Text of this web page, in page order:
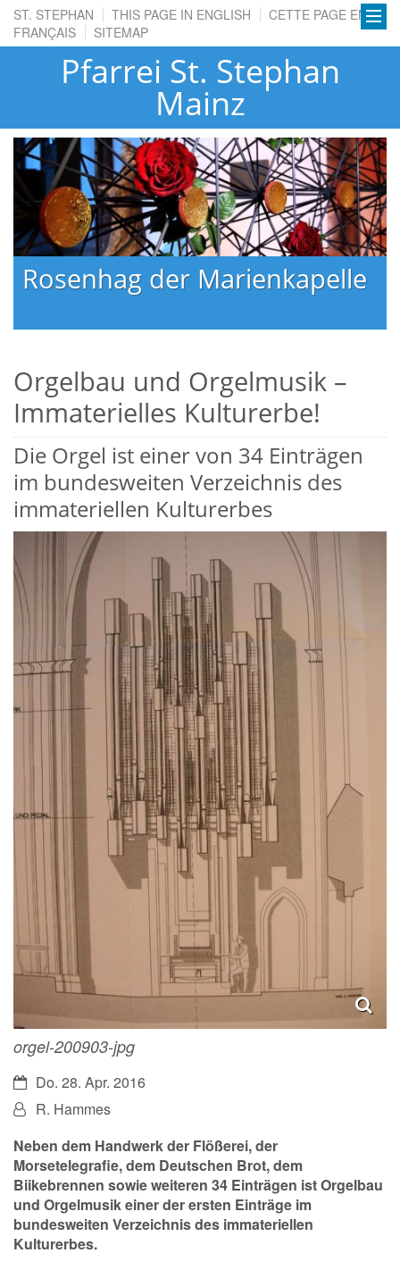
ST. STEPHAN THIS PAGE IN ENGLISH
CETTE PAGE EN
FRANÇAIS
SITEMAP
Pfarrei St. Stephan
Mainz
Rosenhag der Marienkapelle
Orgelbau und Orgelmusik –
Immaterielles Kulturerbe!
Die Orgel ist einer von 34 Einträgen
im bundesweiten Verzeichnis des
immateriellen Kulturerbes
orgel-200903-jpg
Datum:Do. 28. Apr. 2016
Von:R. Hammes
Neben dem Handwerk der Flößerei, der
Morsetelegrafie, dem Deutschen Brot, dem
Biikebrennen sowie weiteren 34 Einträgen ist Orgelbau
und Orgelmusik einer der ersten Einträge im
bundesweiten Verzeichnis des immateriellen
Kulturerbes.